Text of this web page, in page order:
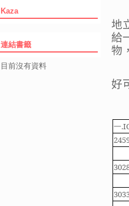
地
給
物
好
一
Kaza
連結書籤
目前沒有資料